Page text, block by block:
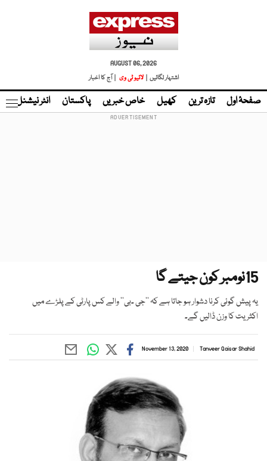
AUGUST 06, 2026
اشتہار لگائیں |
لائیو ٹی وی | آج کا اخبار
صفحۂ اول تازہ ترین کھیل خاص خبریں پاکستان انٹر نیشنل
15نومبر کون جیتے گا
یہ پیش گوئی کرنا دشوار ہو جاتا ہے کہ ’’جی ۔بی‘‘ والے کس پارٹی کے پلڑے میں
اکثریت کا وزن ڈالیں گے۔
Tanveer Qaisar Shahid
November 13, 2020